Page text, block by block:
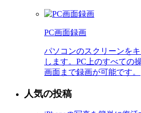
PC画面録画
パソコンのスクリーンを
します。PC上のすべての
画面まで録画が可能です。
人気の投稿